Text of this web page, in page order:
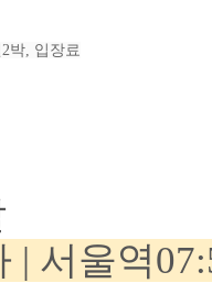
박, 입장료
| 서울역